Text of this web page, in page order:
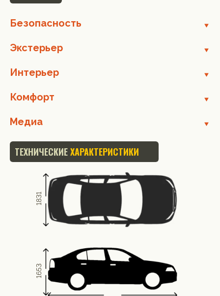
Безопасность
Экстерьер
Интерьер
Комфорт
Медиа
ТЕХНИЧЕСКИЕХАРАКТЕРИСТИКИ
1653
1831